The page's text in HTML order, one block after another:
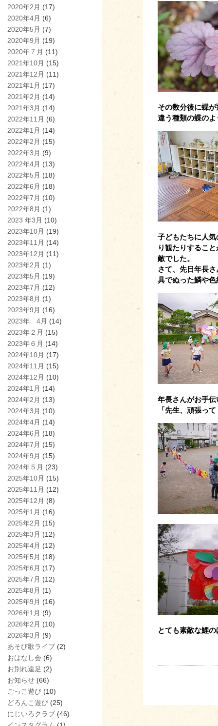
2020年2月 (17)
2020年4月 (6)
2020年5月 (7)
2020年9月 (19)
2020年７月 (11)
2021年10月 (15)
2021年12月 (11)
2021年1月 (17)
2021年2月 (14)
2021年3月 (14)
2022年11月 (6)
2022年1月 (14)
2022年2月 (15)
2022年3月 (9)
2022年4月 (13)
2022年5月 (18)
2022年6月 (18)
2022年7月 (10)
2022年8月 (1)
2023 年3月 (10)
2023年10月 (19)
2023年11月 (14)
2023年12月 (11)
2023年2月 (1)
2023年5月 (19)
2023年7月 (12)
2023年8月 (1)
2023年9月 (16)
2023年 4月 (14)
2023年２月 (15)
2023年６月 (14)
2024年10月 (17)
2024年11月 (15)
2024年12月 (10)
2024年1月 (14)
2024年2月 (13)
2024年3月 (10)
2024年4月 (14)
2024年6月 (18)
2024年7月 (15)
2024年9月 (15)
2024年５月 (23)
2025年10月 (15)
2025年11月 (12)
2025年12月 (8)
2025年1月 (16)
2025年2月 (15)
2025年3月 (12)
2025年4月 (12)
2025年5月 (18)
2025年6月 (17)
2025年7月 (12)
2025年8月 (1)
2025年9月 (16)
2026年1月 (9)
2026年2月 (10)
2026年3月 (9)
あそび歌ライブ (2)
おはなし会 (6)
お別れ遠足 (2)
お知らせ (66)
ごっこ遊び (10)
どろんこ遊び (25)
にじいろクラブ (46)
その数分後に蝶
違う種類の蝶の
子どもたちに人
り観たりするこ
敵でした。
さて、先日年長
具でぬった鱗や
年長さんがお手
「先生、頑張っ
とても素敵な鯉